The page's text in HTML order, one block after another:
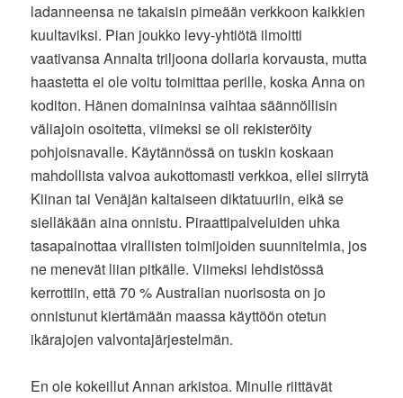
ladanneensa ne takaisin pimeään verkkoon kaikkien
kuultaviksi. Pian joukko levy-yhtiötä ilmoitti
vaativansa Annalta triljoona dollaria korvausta, mutta
haastetta ei ole voitu toimittaa perille, koska Anna on
koditon. Hänen domaininsa vaihtaa säännöllisin
väliajoin osoitetta, viimeksi se oli rekisteröity
pohjoisnavalle. Käytännössä on tuskin koskaan
mahdollista valvoa aukottomasti verkkoa, ellei siirrytä
Kiinan tai Venäjän kaltaiseen diktatuuriin, eikä se
sielläkään aina onnistu. Piraattipalveluiden uhka
tasapainottaa virallisten toimijoiden suunnitelmia, jos
ne menevät liian pitkälle. Viimeksi lehdistössä
kerrottiin, että 70 % Australian nuorisosta on jo
onnistunut kiertämään maassa käyttöön otetun
ikärajojen valvontajärjestelmän.
En ole kokeillut Annan arkistoa. Minulle riittävät